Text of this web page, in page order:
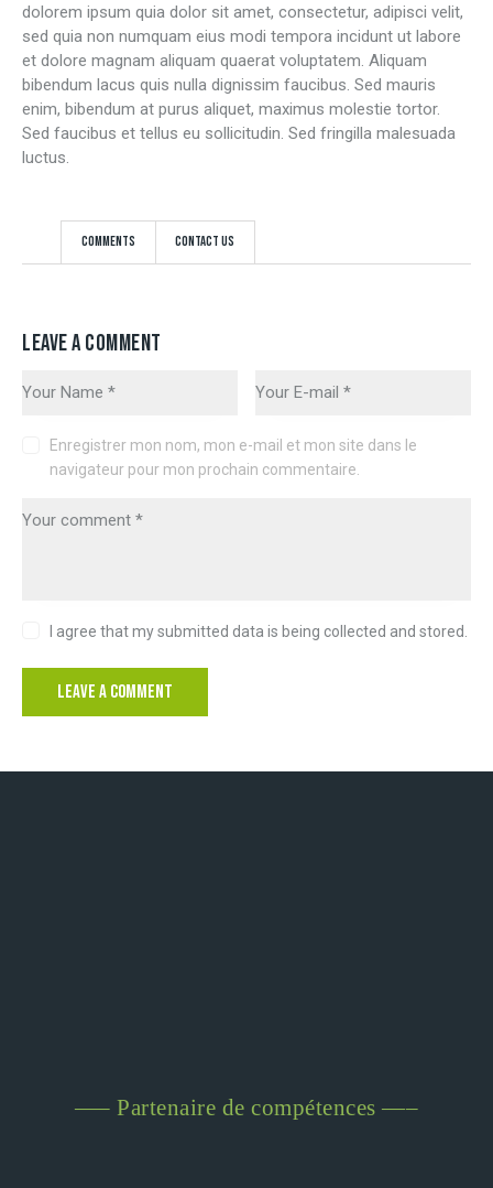
dolorem ipsum quia dolor sit amet, consectetur, adipisci velit,
sed quia non numquam eius modi tempora incidunt ut labore
et dolore magnam aliquam quaerat voluptatem. Aliquam
bibendum lacus quis nulla dignissim faucibus. Sed mauris
enim, bibendum at purus aliquet, maximus molestie tortor.
Sed faucibus et tellus eu sollicitudin. Sed fringilla malesuada
luctus.
Comments Contact Us
LEAVE A COMMENT
Enregistrer mon nom, mon e-mail et mon site dans le
navigateur pour mon prochain commentaire.
I agree that my submitted data is being collected and stored.
—– Partenaire de compétences —–